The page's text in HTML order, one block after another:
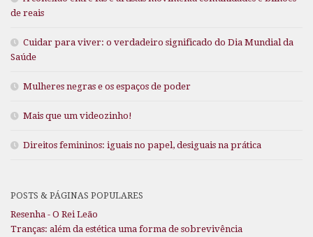
de reais
Cuidar para viver: o verdadeiro significado do Dia Mundial da
Saúde
Mulheres negras e os espaços de poder
Mais que um videozinho!
Direitos femininos: iguais no papel, desiguais na prática
POSTS & PÁGINAS POPULARES
Resenha - O Rei Leão
Tranças: além da estética uma forma de sobrevivência